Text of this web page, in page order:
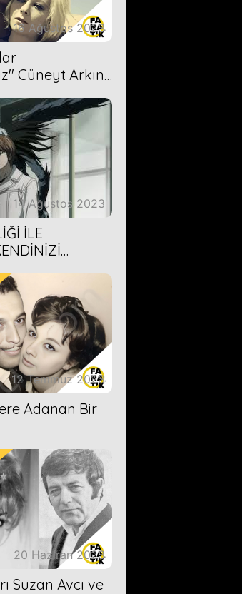
16 Ağustos 2023
Cüneyt Arkın-
14 Ağustos 2023
İLE
12 Temmuz 2023
Adanan Bir
20 Haziran 2023
Suzan Avcı ve